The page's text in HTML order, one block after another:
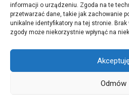
informacji o urządzeniu. Zgoda na te
przetwarzać dane, takie jak zachowanie
unikalne identyfikatory na tej stronie.
zgody może niekorzystnie wpłynąć na
Odmów
atrakcyjnych cenach.
Szeroki asortyment spełnia
klientów.